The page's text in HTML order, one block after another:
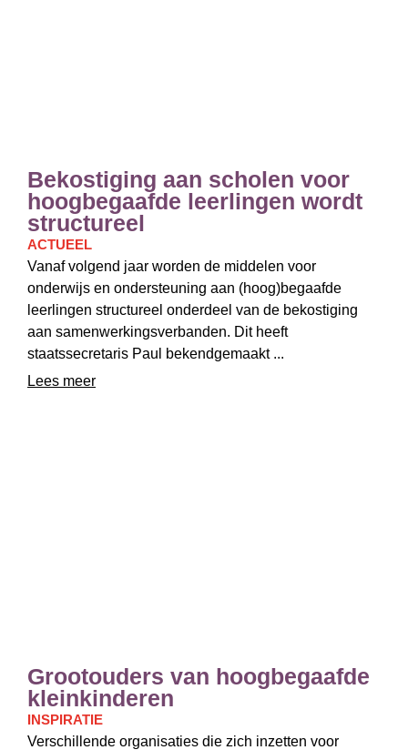
ACTUEEL
Bekostiging aan scholen voor
hoogbegaafde leerlingen wordt
structureel
Vanaf volgend jaar worden de middelen voor
onderwijs en ondersteuning aan (hoog)begaafde
leerlingen structureel onderdeel van de bekostiging
aan samenwerkingsverbanden. Dit heeft
staatssecretaris Paul bekendgemaakt ...
Lees meer
INSPIRATIE
Grootouders van hoogbegaafde
kleinkinderen
Verschillende organisaties die zich inzetten voor